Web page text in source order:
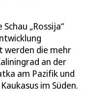
„Rossija“
werden die mehr
an der
am Pazifik und
im Süden.